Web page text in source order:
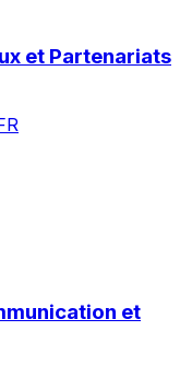
et Partenariats
et